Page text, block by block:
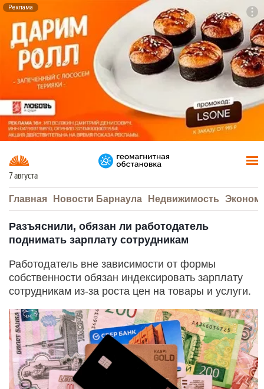
Реклама
7 августа
Главная Новости Барнаула Недвижимость
Разъяснили, обязан ли работодатель
поднимать зарплату сотрудникам
Работодатель вне зависимости от формы
собственности обязан индексировать зарплату
сотрудникам из-за роста цен на товары и услуги.